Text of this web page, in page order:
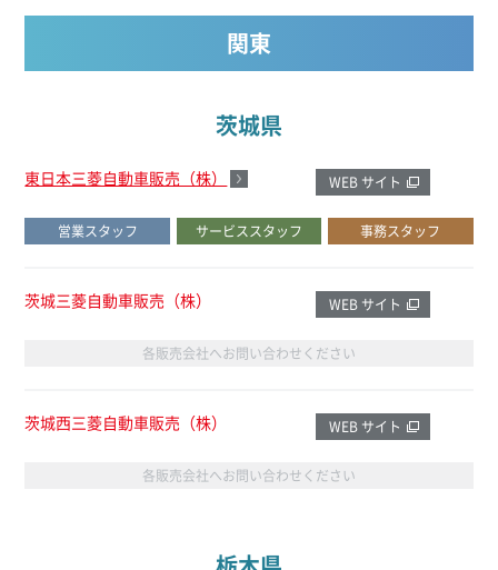
関東
茨城県
東日本三菱自動車販売（株）
営業スタッフ サービススタッフ 事務スタッフ
WEB サイト
茨城三菱自動車販売（株）
各販売会社へお問い合わせください
WEB サイト
茨城西三菱自動車販売（株）
各販売会社へお問い合わせください
WEB サイト
栃木県